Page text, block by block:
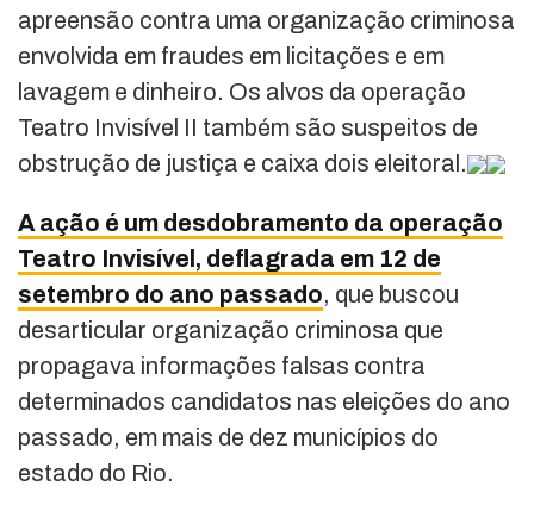
apreensão contra uma organização criminosa
envolvida em fraudes em licitações e em
lavagem e dinheiro. Os alvos da operação
Teatro Invisível II também são suspeitos de
obstrução de justiça e caixa dois eleitoral.
A ação é um desdobramento da operação
Teatro Invisível, deflagrada em 12 de
setembro do ano passado, que buscou
desarticular organização criminosa que
propagava informações falsas contra
determinados candidatos nas eleições do ano
passado, em mais de dez municípios do
estado do Rio.